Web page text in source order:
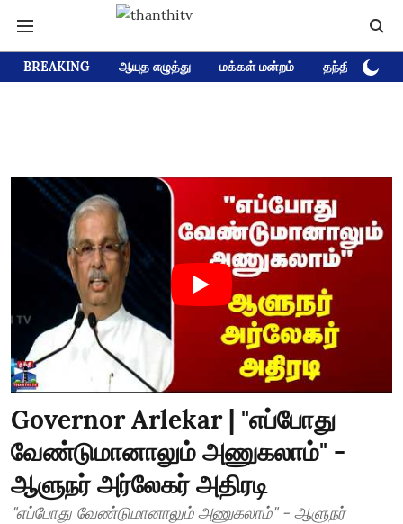
BREAKING ஆயுத எழுத்து மக்கள் மன்றம் தந்தி டிவி
Governor Arlekar | "எப்போது
வேண்டுமானாலும் அணுகலாம்" -
ஆளுநர் அர்லேகர் அதிரடி
"எப்போது வேண்டுமானாலும் அணுகலாம்" - ஆளுநர்